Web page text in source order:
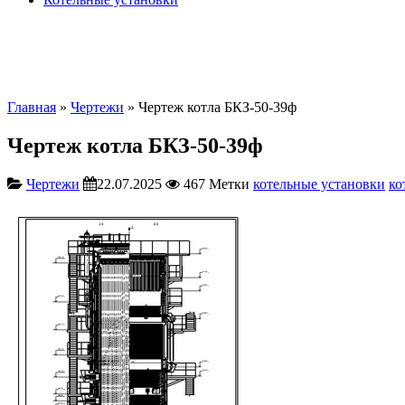
Главная » Чертежи » Чертеж котла БКЗ-50-39ф
Чертеж котла БКЗ-50-39ф
Чертежи 22.07.2025 467 Метки котельные установки